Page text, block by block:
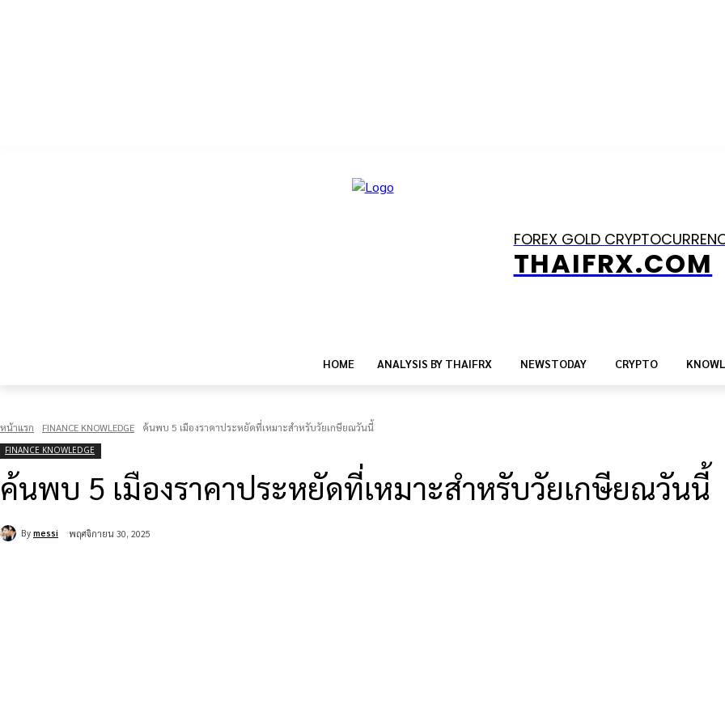
FOREX GOLD
THAIFRX.COM
HOME ANALYSIS BY THAIFRX NEWSTODAY CRYPTO
หน้าแรก FINANCE KNOWLEDGE ค้นพบ 5 เมืองราคาประหยัดที่เหมาะสำหรับวัยเกษียณวันนี้
FINANCE KNOWLEDGE
ค้นพบ 5 เมืองราคาประหยัดที่เหมาะสำหรับวัยเกษียณวันนี้
By messi พฤศจิกายน 30, 2025